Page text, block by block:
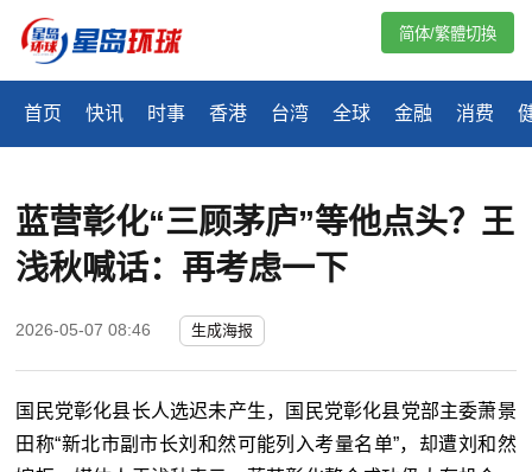
首页 快讯 时事 香港 台湾 全球 金融 消费
简体/繁體切換
蓝营彰化“三顾茅庐”等他点头？王
浅秋喊话：再考虑一下
2026-05-07 08:46 生成海报
国民党彰化县长人选迟未产生，国民党彰化县党部主委萧景
田称“新北市副市长刘和然可能列入考量名单”，却遭刘和然